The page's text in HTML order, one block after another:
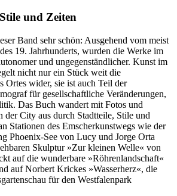
und Zeiten
Band sehr schön: Ausgehend vom meist
19. Jahrhunderts, wurden die Werke im
und ungegenständlicher. Kunst im
nicht nur ein Stück weit die
Ortes wider, sie ist auch Teil der
für gesellschaftliche Veränderungen,
Das Buch wandert mit Fotos und
der City aus durch Stadtteile, Stile und
Stationen des Emscherkunstwegs wie der
Phoenix-See von Lucy und Jorge Orta
Skulptur »Zur kleinen Welle« von
auf die wunderbare »Röhrenlandschaft«
auf Norbert Krickes »Wasserherz«, die
für den Westfalenpark